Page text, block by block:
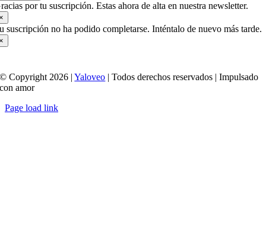
por tu suscripción. Estas ahora de alta en nuestra newsletter.
suscripción no ha podido completarse. Inténtalo de nuevo más tarde.
© Copyright 2026 |Yaloveo | Todos derechos reservados | Impulsado
con amor
Page load link